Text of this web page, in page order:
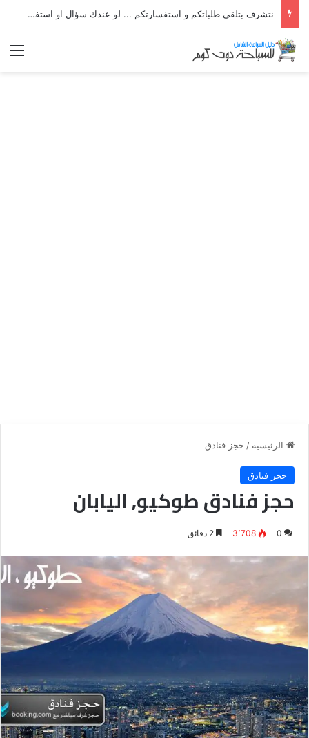
نتشرف بتلقي طلباتكم و استفسارتكم ... لو عندك سؤال او استفسار ماتدرددش فى طلب المساعدة
الرئيسية / حجز فنادق
حجز فنادق
حجز فنادق طوكيو, اليابان
0 3٬708